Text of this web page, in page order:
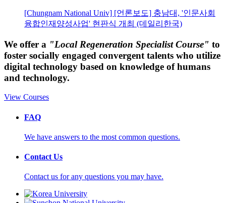
[Chungnam National Univ] [언론보도] 충남대, '인문사회
융합인재양성사업' 현판식 개최 (데일리한국)
We offer a "Local Regeneration Specialist Course" to
foster socially engaged convergent talents who utilize
digital technology based on knowledge of humans
and technology.
View Courses
FAQ
We have answers to the most common questions.
Contact Us
Contact us for any questions you may have.